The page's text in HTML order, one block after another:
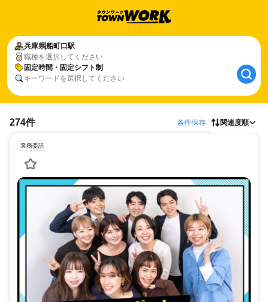
兵庫県船町口駅
職種を選択してください
固定時間・固定シフト制
キーワードを選択してください
274件 条件保存 関連度順
業務委託